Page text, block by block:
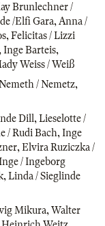
Brunlechner /
/Elfi Gara, Anna /
, Felicitas / Lizzi
, Inge Barteis,
Weiss / Weiß
/ Nemetz,
Dill , Lieselotte /
/ Rudi Bach, Inge
, Elvira Ruziczka /
/ Ingeborg
, Linda / Sieglinde
Mikura, Walter